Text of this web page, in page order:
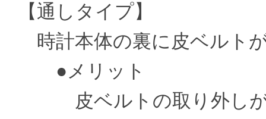
【通しタイプ】
時計本体の裏に皮ベルト
●メリット
皮ベルトの取り外しが